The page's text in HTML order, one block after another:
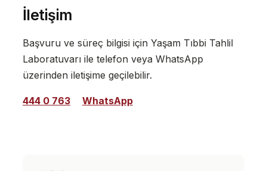
İletişim
Başvuru ve süreç bilgisi için Yaşam Tıbbi Tahlil
Laboratuvarı ile telefon veya WhatsApp
üzerinden iletişime geçilebilir.
444 0 763 WhatsApp